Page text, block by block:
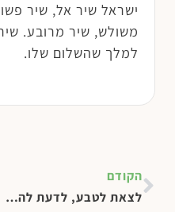
ישראל שיר אל, שיר
משולש, שיר מרובע.
למלך שהשלום שלו.
הקודם
לצאת לטבע, לדעת להשתחרר